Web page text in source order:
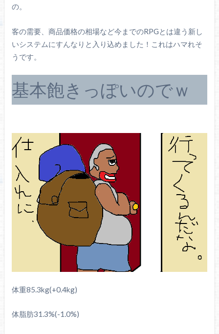
の。
客の需要、商品価格の相場など今までのRPGとは違う新し
いシステムにすんなりと入り込めました！これはハマれそ
うです。
基本飽きっぽいのでｗ
体重85.3kg(+0.4kg)
体脂肪31.3%(-1.0%)